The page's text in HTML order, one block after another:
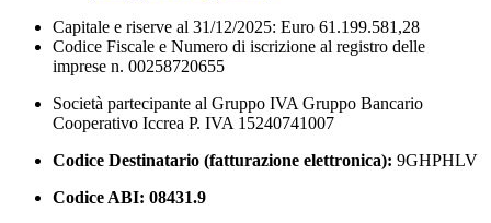
Capitale e riserve al 31/12/2025: Euro 61.199.581,28
Codice Fiscale e Numero di iscrizione al registro delle
imprese n. 00258720655
Società partecipante al Gruppo IVA Gruppo Bancario
Cooperativo Iccrea P. IVA 15240741007
Codice Destinatario (fatturazione elettronica): 9GHPHLV
Codice ABI: 08431.9